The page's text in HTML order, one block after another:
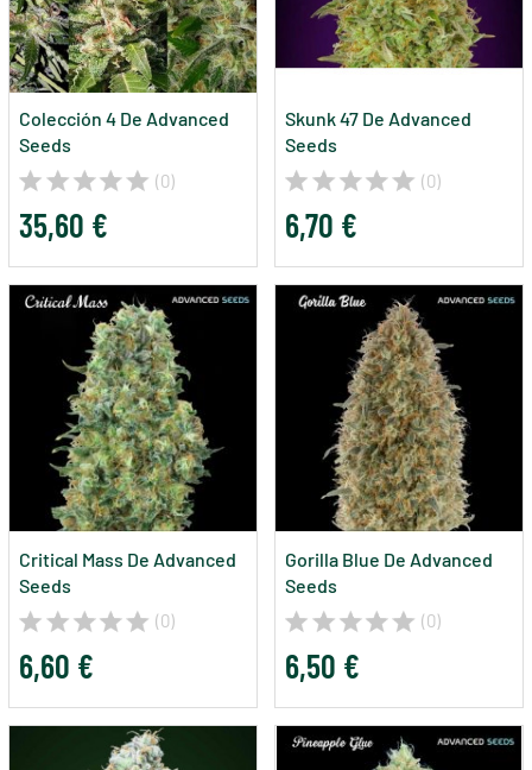
Colección 4 De Advanced
Seeds
(0)
35,60 €
Skunk 47 De Advanced
Seeds
(0)
6,70 €
Critical Mass De Advanced
Seeds
(0)
6,60 €
Gorilla Blue De Advanced
Seeds
(0)
6,50 €